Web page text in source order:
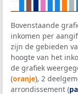
Bovenstaande
inkomen per
zijn de gebieden
hoogte van het
de grafiek
(oranje), 2
arrondissement (